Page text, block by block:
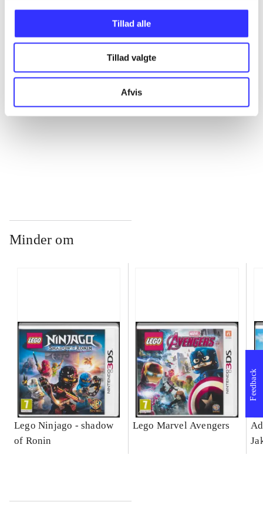
Tillad alle
Tillad valgte
Afvis
...
...
Minder om
Lego Ninjago - shadow
of Ronin
Lego Marvel Avengers
Feedback